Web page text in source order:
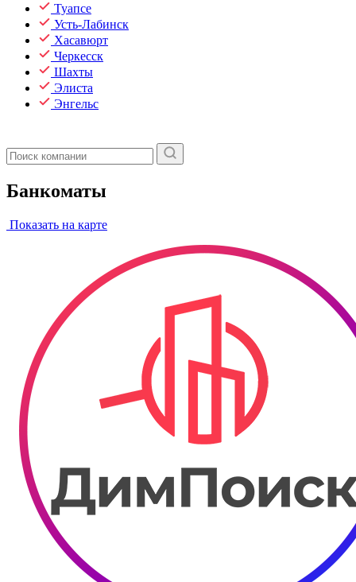
Туапсе
Усть-Лабинск
Хасавюрт
Черкесск
Шахты
Элиста
Энгельс
Банкоматы
Показать на карте